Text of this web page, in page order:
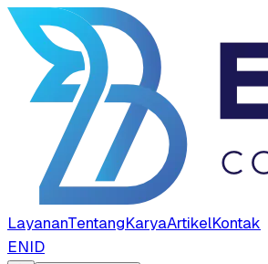
LayananTentangKaryaArtikelKontak
ENID